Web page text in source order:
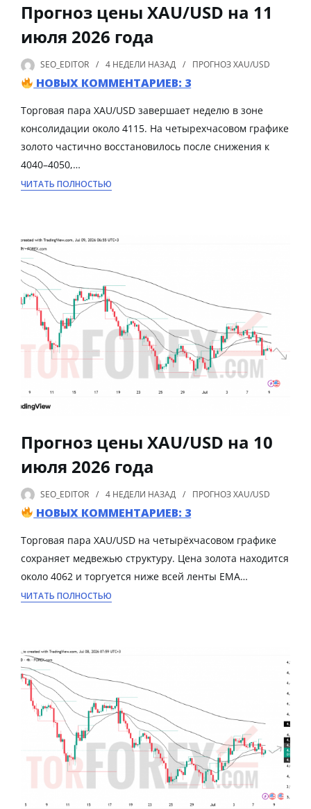
Прогноз цены XAU/USD на 11
июля 2026 года
SEO_EDITOR 4 НЕДЕЛИ НАЗАД ПРОГНОЗ XAU/USD
НОВЫХ КОММЕНТАРИЕВ: 3
Торговая пара XAU/USD завершает неделю в зоне
консолидации около 4115. На четырехчасовом графике
золото частично восстановилось после снижения к
4040–4050,…
ЧИТАТЬ ПОЛНОСТЬЮ
Прогноз цены XAU/USD на 10
июля 2026 года
SEO_EDITOR 4 НЕДЕЛИ НАЗАД ПРОГНОЗ XAU/USD
НОВЫХ КОММЕНТАРИЕВ: 3
Торговая пара XAU/USD на четырёхчасовом графике
сохраняет медвежью структуру. Цена золота находится
около 4062 и торгуется ниже всей ленты EMA…
ЧИТАТЬ ПОЛНОСТЬЮ